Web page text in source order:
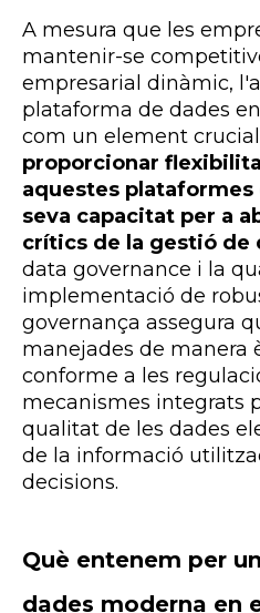
A mesura que les
mantenir-se
empresarial dinàmic,
plataforma de dades
com un element
proporcionar
aquestes plataformes
seva capacitat per a
crítics de la gestió de
data governance i la
implementació de
governança assegura
manejades de manera
conforme a les
mecanismes integrats
qualitat de les dades
de la informació
decisions.
Què entenem per
dades moderna en